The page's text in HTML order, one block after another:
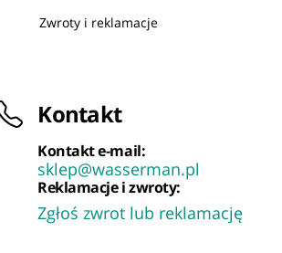
Zwroty i reklamacje
Kontakt
Kontakt e-mail:
sklep@wasserman.pl
Reklamacje i zwroty:
Zgłoś zwrot lub reklamację